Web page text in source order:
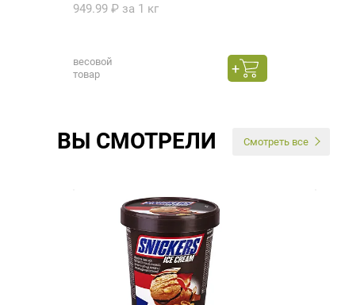
949.99 ₽ за 1 кг
весовой
товар
ВЫ СМОТРЕЛИ Смотреть все